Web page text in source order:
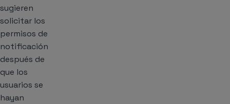
sugieren
solicitar los
permisos de
notificación
después de
que los
usuarios se
hayan